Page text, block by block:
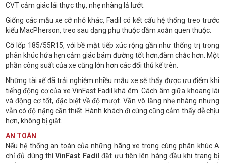
CVT cảm giác lái thực thụ, nhẹ nhàng lả lướt.
Giống các mẫu xe cỡ nhỏ khác, Fadil có kết cấu hệ thống treo trước
kiểu MacPherson, treo sau dạng phụ thuộc dầm xoắn quen thuộc.
Cỡ lốp 185/55R15, với bề mặt tiếp xúc rộng gần như thống trị trong
phân khúc hứa hẹn cảm giác bám đường tốt hơn,đàm chắc hơn. Một
phần công suất của xe cũng lớn hơn các đối thủ kể trên.
Những tài xế đã trải nghiệm nhiều mẫu xe sẽ thấy được ưu điểm khi
tiếng động cơ của xe VinFast Fadil khá êm. Cách âm giữa khoang lái
và động cơ tốt, đặc biệt về độ mượt. Vần vô lăng nhẹ nhàng nhưng
vẫn có độ nặng cần thiết. Hành khách đi cùng cũng cảm thấy dễ chịu
hơn, không bị giật.
AN TOÀN
Nếu hệ thống an toàn của những hãng xe trong cùng phân khúc A
chỉ đủ dùng thìVinFast Fadil đặt ưu tiên lên hàng đầu khi trang bị